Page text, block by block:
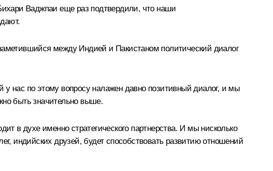
Ваджпаи еще раз подтвердили, что наши
между Индией и Пакистаном политический диалог
нас по этому вопросу налажен давно позитивный диалог, и мы
быть значительно выше.
в духе именно стратегического партнерства. И мы нисколько
индийских друзей, будет способствовать развитию отношений